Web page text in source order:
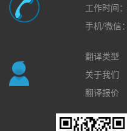
工作时间
手机/微信
翻译类型
关于我们
翻译报价